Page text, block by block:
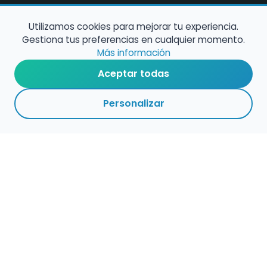
música en España
Configura alertas de empleo
Contacta con nosotros
Utilizamos cookies para mejorar tu experiencia.
Gestiona tus preferencias en cualquier momento.
Más información
Aceptar todas
Personalizar